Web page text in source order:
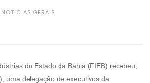
NOTICIAS GERAIS
do Estado da Bahia (FIEB) recebeu,
uma delegação de executivos da